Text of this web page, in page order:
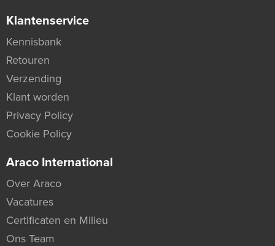
Klantenservice
Kennisbank
Retouren
Verzending
Klant worden
Privacy Policy
Cookie Policy
Araco International
Over Araco
Vacatures
Certificaten en Milieu
Ons Team